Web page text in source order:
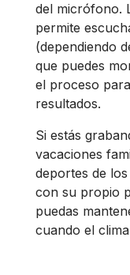
del micrófono.
permite
(dependiendo
que puedes
el proceso
resultados.
Si estás
vacaciones
deportes de
con su propio
puedas
cuando el